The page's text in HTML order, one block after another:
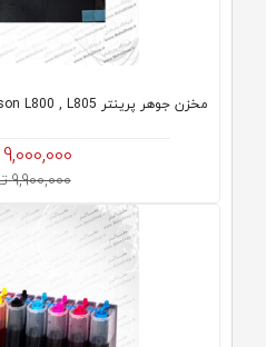
مخزن جوهر پرینتر Epson L800 , L805
9,000,000
9,900,000 تومان